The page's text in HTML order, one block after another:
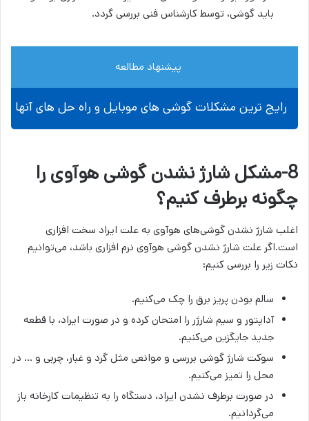
باید گوشی، توسط کارشناس فنی بررسی ‌گردد.
پیشنهاد مطالعه
رایج ترین مشکلات گوشی های موبایل و راه حل های آنها
8-مشکل شارژ نشدن گوشی هوآوی را
چگونه برطرف کنیم؟
اغلب شارژ نشدن گوشی‌های هوآوی به علت ایراد سخت افزاری
است.اگر علت شارژ نشدن گوشی هوآوی نرم افزاری باشد، می‌توانیم
نکات زیر را بررسی کنیم:
سالم بودن پریز برق را چک می‌کنیم.
آداپتور و سیم شارژر را امتحان کرده و در صورت ایراد، با قطعه
جدید جایگزین می‌کنیم.
سوکت شارژ گوشی بررسی و موانعی مثل گرد و غبار، چربی و … در
محل را تمیز می‌کنیم.
در صورت برطرف نشدن ایراد، دستگاه را به تنظیمات کارخانه‌ باز
می‌گردانیم.